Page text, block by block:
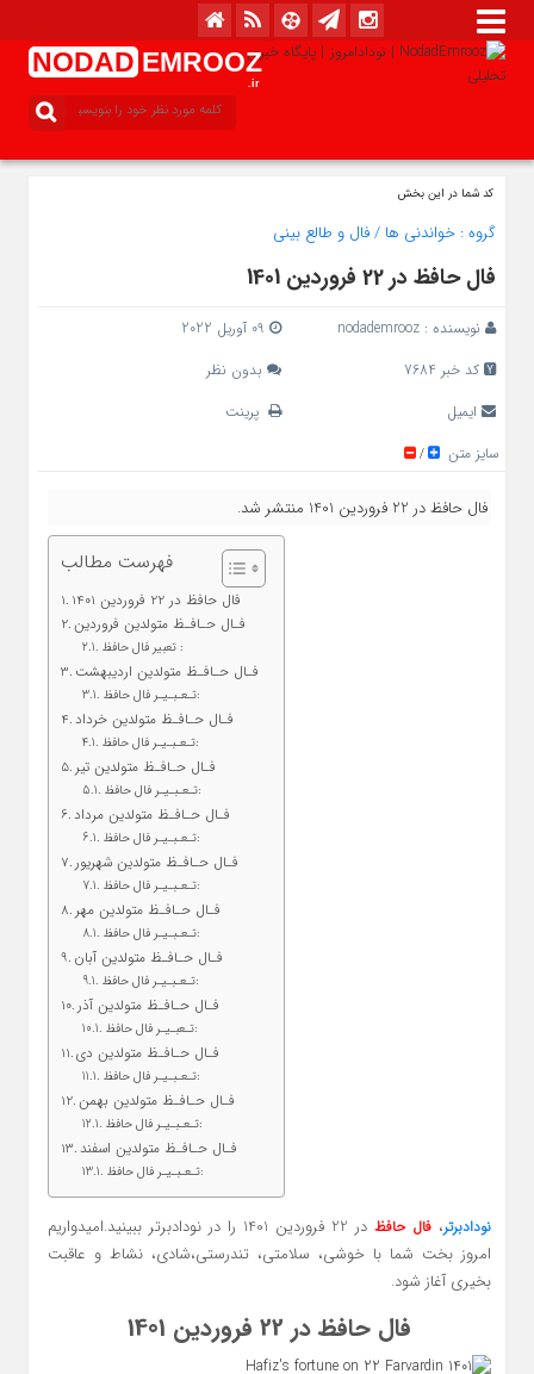
NODAD EMROOZ
.ir
کد شما در این بخش
گروه : خواندنی ها /فال و طالع بینی
فال حافظ در 22 فروردین 1401
نویسنده : nodademrooz
کد خبر 7684
بدون نظر
ایمیل
پرینت
سایز متن
/
فال حافظ در 22 فروردین 1401 منتشر شد.
فهرست مطالب
فال حافظ در 22 فروردین 1401
فـال حـافـظ متولدین فروردین
تعبیر فال حافظ :
فـال حـافـظ متولدین اردیبهشت
تـعـبـیـر فال حافظ:
فـال حـافـظ متولدین خرداد
تـعـبـیـر فال حافظ:
فـال حـافـظ متولدین تیر
تـعـبـیـر فال حافظ:
فـال حـافـظ متولدین مرداد
تـعـبـیـر فال حافظ:
فـال حـافـظ متولدین شهریور
تـعـبـیـر فال حافظ:
فـال حـافـظ متولدین مهر
تـعـبـیـر فال حافظ:
فـال حـافـظ متولدین آبان
تـعـبـیـر فال حافظ:
فـال حـافـظ متولدین آذر
تـعبـیـر فال حافظ:
فـال حـافـظ متولدین دی
تـعـبـیـر فال حافظ:
فـال حـافـظ متولدین بهمن
تـعـبـیـر فال حافظ:
فـال حـافـظ متولدین اسفند
تـعـبـیـر فال حافظ:
نودادبرتر، فال حافظ
در 22 فروردین 1401 را در نودادبرتر ببینید.امیدواریم
امروز بخت شما با خوشی، سلامتی، تندرستی،شادی، نشاط و عاقبت
بخیری آغاز شود.
فال حافظ در 22 فروردین 1401